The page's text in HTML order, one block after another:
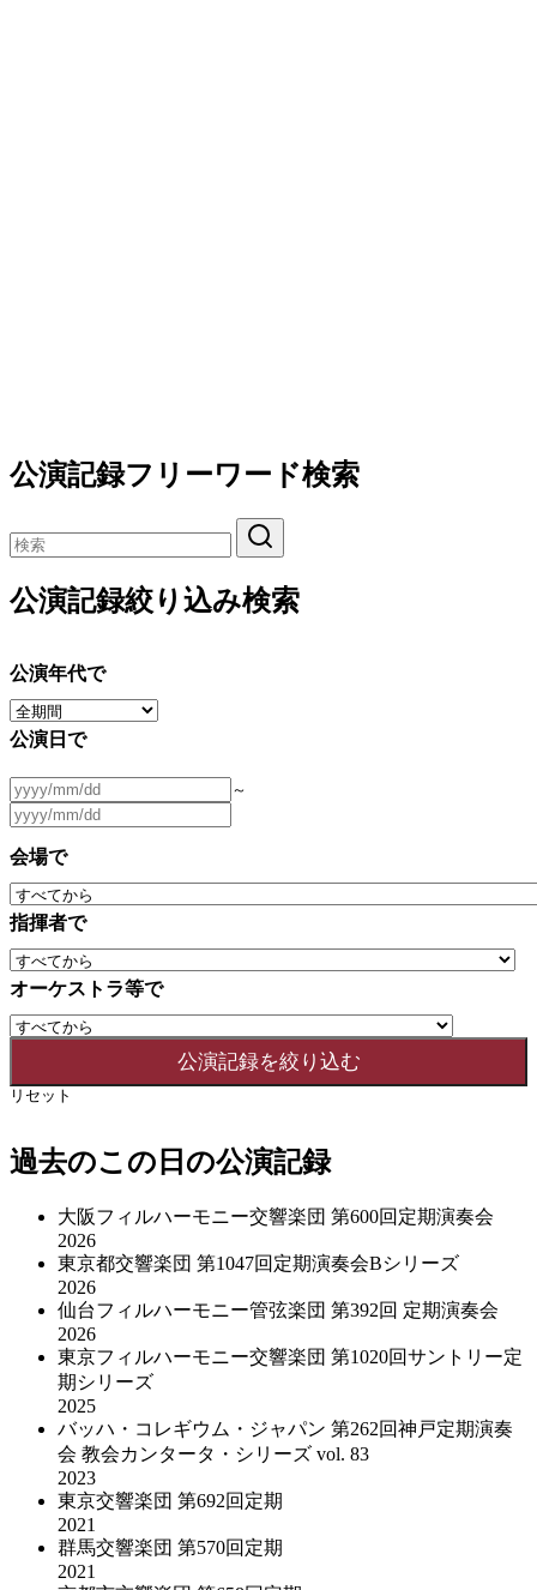
公演記録フリーワード検索
公演記録絞り込み検索
公演年代で
公演日で
～
会場で
指揮者で
オーケストラ等で
リセット
過去のこの日の公演記録
大阪フィルハーモニー交響楽団 第600回定期演奏会
2026
東京都交響楽団 第1047回定期演奏会Bシリーズ
2026
仙台フィルハーモニー管弦楽団 第392回 定期演奏会
2026
東京フィルハーモニー交響楽団 第1020回サントリー定
期シリーズ
2025
バッハ・コレギウム・ジャパン 第262回神戸定期演奏
会 教会カンタータ・シリーズ vol. 83
2023
東京交響楽団 第692回定期
2021
群馬交響楽団 第570回定期
2021